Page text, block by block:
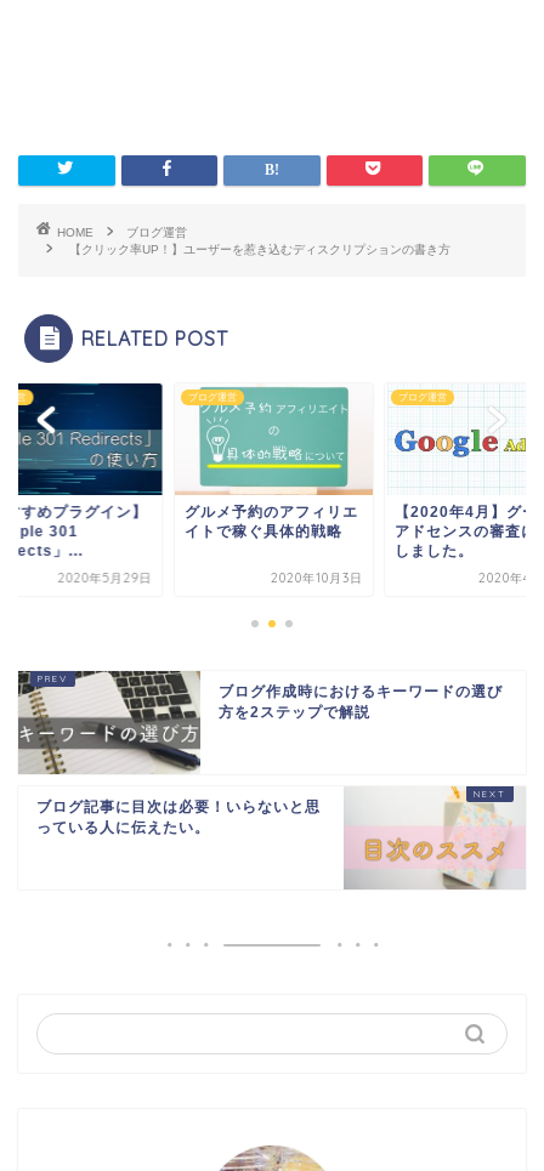
HOME
ブログ運営
【クリック率UP！】ユーザーを惹き込むディスクリプションの書き方
RELATED POST
運営
すすめプラグイン】
301
」...
2020年5月29日
ブログ運営
グルメ予約のアフィリエ
イトで稼ぐ具体的戦略
2020年10月3日
ブログ運営
【2020年4月】グー
アドセンスの審査に
しました。
2020年4
ブログ作成時におけるキーワードの選び
方を2ステップで解説
ブログ記事に目次は必要！いらないと思
っている人に伝えたい。